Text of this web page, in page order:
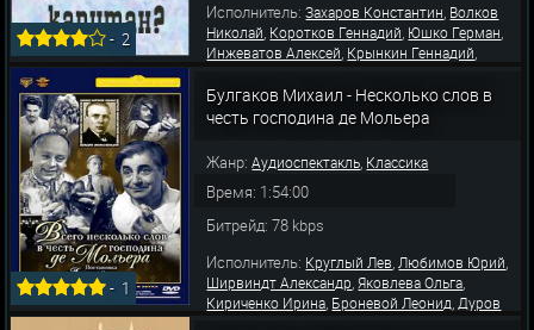
-2
Исполнитель:Захаров Константин, Волков
Николай, Коротков Геннадий, Юшко Герман,
Инжеватов Алексей, Крынкин Геннадий,
Аркадий,Лакирев Виктор,Цитринель Павел
- 1
Булгаков Михаил - Несколько слов в
честь господина де Мольера
Жанр:Аудиоспектакль Классика
Время: 1:54:00
Битрейд: 78 kbps
Исполнитель: Круглый Лев Любимов Юрий
Ширвиндт Александр Яковлева Ольга
Кириченко Ирина Броневой Леонид Дуров